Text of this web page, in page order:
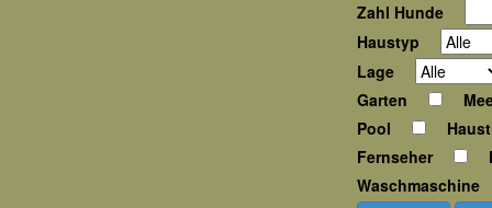
Zahl Hunde
Haustyp
Lage
Garten
Pool
Fernseher
Waschmaschine